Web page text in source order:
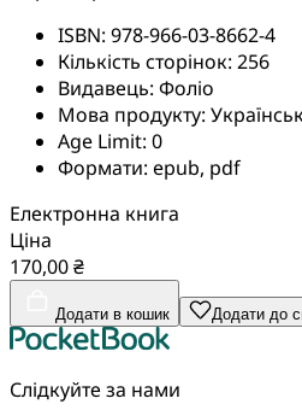
ISBN: 978-966-03-8662-4
Кількість сторінок: 256
Видавець: Фоліо
Мова продукту:
Age Limit: 0
Формати: epub, pdf
Електронна книга
Ціна
170,00 ₴
Додати в кошик Додати до
Слідкуйте за нами